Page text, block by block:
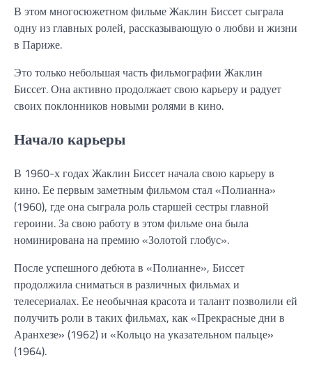
В этом многосюжетном фильме Жаклин Биссет сыграла
одну из главных ролей, рассказывающую о любви и жизни
в Париже.
Это только небольшая часть фильмографии Жаклин
Биссет. Она активно продолжает свою карьеру и радует
своих поклонников новыми ролями в кино.
Начало карьеры
В 1960-х годах Жаклин Биссет начала свою карьеру в
кино. Ее первым заметным фильмом стал «Полианна»
(1960), где она сыграла роль старшей сестры главной
героини. За свою работу в этом фильме она была
номинирована на премию «Золотой глобус».
После успешного дебюта в «Полианне», Биссет
продолжила сниматься в различных фильмах и
телесериалах. Ее необычная красота и талант позволили ей
получить роли в таких фильмах, как «Прекрасные дни в
Аранхезе» (1962) и «Кольцо на указательном пальце»
(1964).